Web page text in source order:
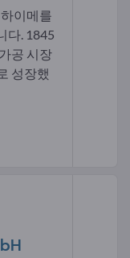
이메를
다. 1845
공 시장
성장했